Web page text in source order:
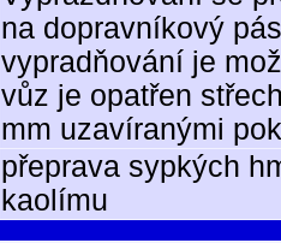
na dopravníkový
vypradňování je
vůz je opatřen
mm uzavíranými
přeprava sypkých
kaolímu